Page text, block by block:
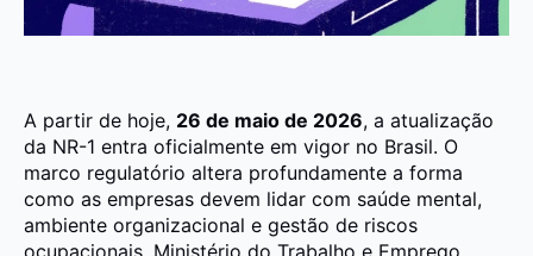
A partir de hoje, 26 de maio de 2026, a atualização
da NR-1 entra oficialmente em vigor no Brasil. O
marco regulatório altera profundamente a forma
como as empresas devem lidar com saúde mental,
ambiente organizacional e gestão de riscos
ocupacionais. Ministério do Trabalho e Emprego